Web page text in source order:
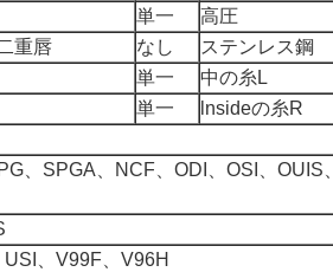
単一
高圧
重唇 なし
ステンレス鋼
単一
中の糸L
単一
lnsideの糸R
、SPGA、NCF、ODI、OSI、OUIS
、V99F、V96H